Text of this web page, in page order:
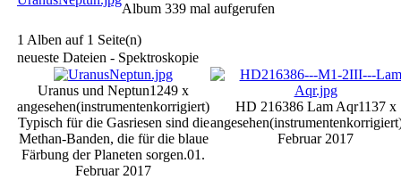
Album 339 mal aufgerufen
1 Alben auf 1 Seite(n)
neueste Dateien - Spektroskopie
Uranus und Neptun1249 x
angesehen(instrumentenkorrigiert)
Typisch für die Gasriesen sind die
Methan-Banden, die für die blaue
Färbung der Planeten sorgen.01.
Februar 2017
HD 216386 Lam Aqr1137 x
angesehen
Februar 2017